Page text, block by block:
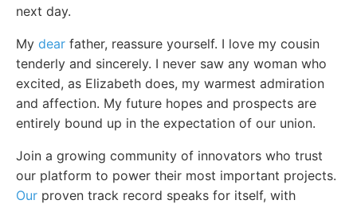
next day.
My dear father, reassure yourself. I love my cousin
tenderly and sincerely. I never saw any woman who
excited, as Elizabeth does, my warmest admiration
and affection. My future hopes and prospects are
entirely bound up in the expectation of our union.
Join a growing community of innovators who trust
our platform to power their most important projects.
Our proven track record speaks for itself, with